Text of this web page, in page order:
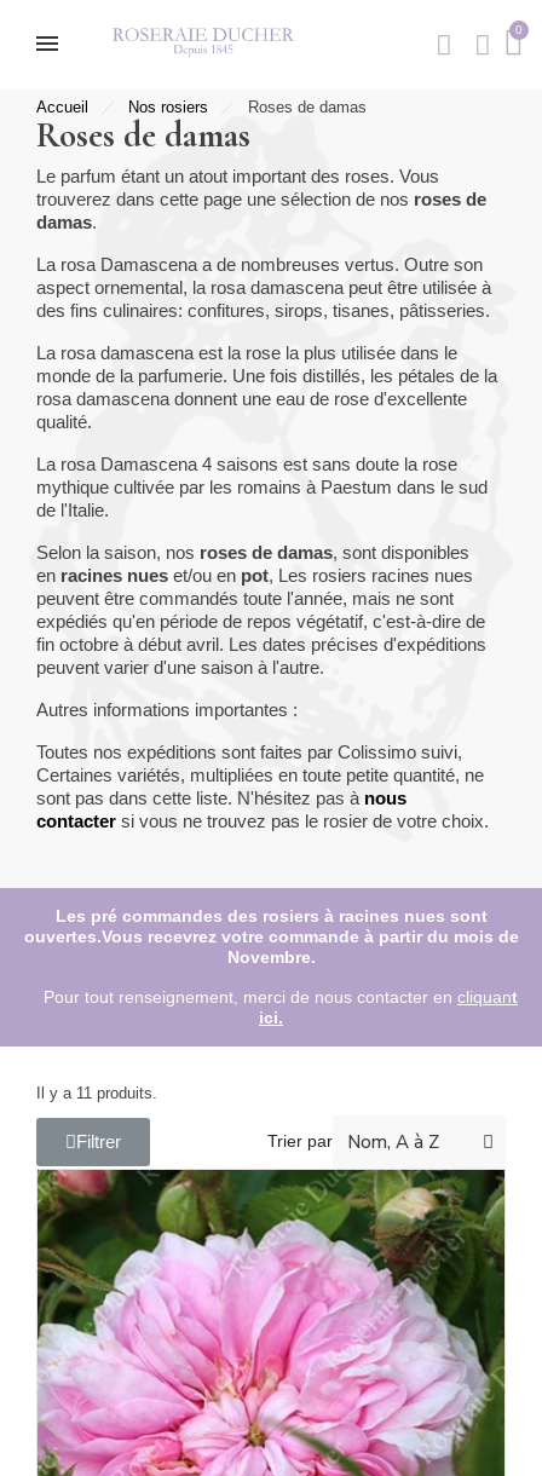
Accueil Nos rosiers Roses de damas
Roses de damas
Le parfum étant un atout important des roses. Vous
trouverez dans cette page une sélection de nos roses de
damas.
La rosa Damascena a de nombreuses vertus. Outre son
aspect ornemental, la rosa damascena peut être utilisée à
des fins culinaires: confitures, sirops, tisanes, pâtisseries.
La rosa damascena est la rose la plus utilisée dans le
monde de la parfumerie. Une fois distillés, les pétales de la
rosa damascena donnent une eau de rose d'excellente
qualité.
La rosa Damascena 4 saisons est sans doute la rose
mythique cultivée par les romains à Paestum dans le sud
de l'Italie.
Selon la saison, nos roses de damas, sont disponibles
en racines nues et/ou en pot, Les rosiers racines nues
peuvent être commandés toute l'année, mais ne sont
expédiés qu'en période de repos végétatif, c'est-à-dire de
fin octobre à début avril. Les dates précises d'expéditions
peuvent varier d'une saison à l'autre.
Autres informations importantes :
Toutes nos expéditions sont faites par Colissimo suivi,
Certaines variétés, multipliées en toute petite quantité, ne
sont pas dans cette liste. N'hésitez pas à nous
contacter si vous ne trouvez pas le rosier de votre choix.
Les pré commandes des rosiers à racines nues sont
ouvertes.Vous recevrez votre commande à partir du mois de
Novembre.
Pour tout renseignement, merci de nous contacter en cliquant
ici.
Il y a 11 produits.
Filtrer Trier par